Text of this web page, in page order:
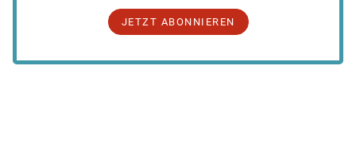
JETZT ABONNIEREN